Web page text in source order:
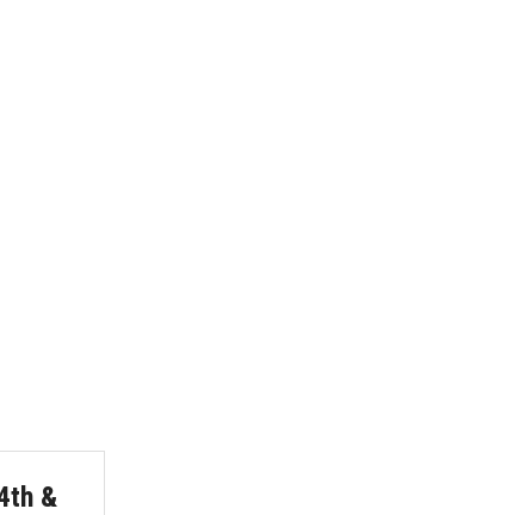
&